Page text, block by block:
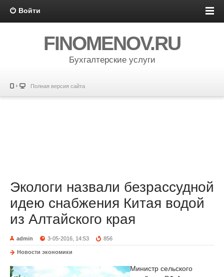
Войти
FINOMENOV.RU
Бухгалтерские услуги
Полная версия сайта
Экологи назвали безрассудной
идею снабжения Китая водой
из Алтайского края
admin 3-05-2016, 14:53 856
Новости экономики
Министр сельского